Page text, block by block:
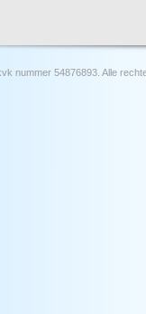
nummer 54876893. Alle